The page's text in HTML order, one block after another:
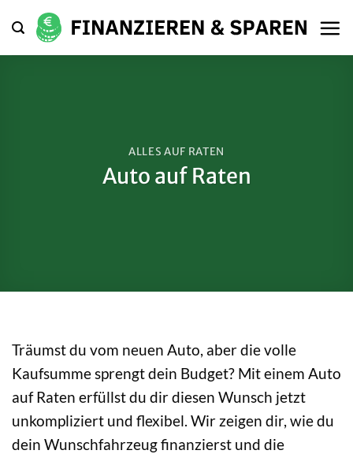
Inhalt
springen
ALLES AUF RATEN
Auto auf Raten
Träumst du vom neuen Auto, aber die volle
Kaufsumme sprengt dein Budget? Mit einem Auto
auf Raten erfüllst du dir diesen Wunsch jetzt
unkompliziert und flexibel. Wir zeigen dir, wie du
dein Wunschfahrzeug finanzierst und die